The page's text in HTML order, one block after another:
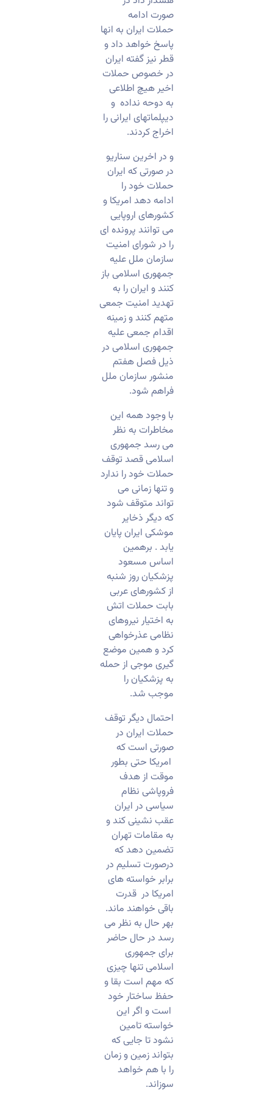
صورت ادامه
حملات ایران به انها
پاسخ خواهد داد و
قطر نیز گفته ایران
در خصوص حملات
اخیر هیچ اطلاعی
به دوحه نداده و
دیپلماتهای ایرانی را
اخراج کردند.
و در اخرین سناریو
در صورتی که ایران
حملات خود را
ادامه دهد امریکا و
کشورهای اروپایی
می توانند پرونده ای
را در شورای امنیت
سازمان ملل علیه
جمهوری اسلامی باز
کنند و ایران را به
تهدید امنیت جمعی
متهم کنند و زمینه
اقدام جمعی علیه
جمهوری اسلامی در
ذیل فصل هفتم
منشور سازمان ملل
فراهم شود.
با وجود همه این
مخاطرات به نظر
می رسد جمهوری
اسلامی قصد توقف
حملات خود را ندارد
و تنها زمانی می
تواند متوقف شود
که دیگر ذخایر
موشکی ایران پایان
یابد . برهمین
اساس مسعود
پزشکیان روز شنبه
از کشورهای عربی
بابت حملات اتش
به اختیار نیروهای
نظامی عذرخواهی
کرد و همین موضع
گیری موجی از حمله
به پزشکیان را
موجب شد.
احتمال دیگر توقف
حملات ایران در
صورتی است که
امریکا حتی بطور
موقت از هدف
فروپاشی نظام
سیاسی در ایران
عقب نشینی کند و
به مقامات تهران
تضمین دهد که
درصورت تسلیم در
برابر خواسته های
امریکا در قدرت
باقی خواهند ماند.
بهر حال به نظر می
رسد در حال حاضر
برای جمهوری
اسلامی تنها چیزی
که مهم است بقا و
حفظ ساختار خود
است و اگر این
خواسته تامین
نشود تا جایی که
بتواند زمین و زمان
را با هم خواهد
سوزاند.